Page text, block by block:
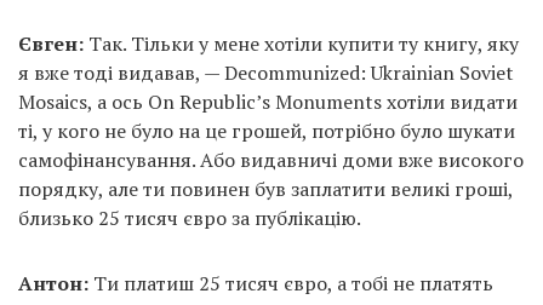
Євген: Так. Тільки у мене хотіли купити ту книгу, яку
я вже тоді видавав, — Decommunized: Ukrainian Soviet
Mosaics, а ось On Republic’s Monuments хотіли видати
ті, у кого не було на це грошей, потрібно було шукати
самофінансування. Або видавничі доми вже високого
порядку, але ти повинен був заплатити великі гроші,
близько 25 тисяч євро за публікацію.
Антон: Ти платиш 25 тисяч євро, а тобі не платять